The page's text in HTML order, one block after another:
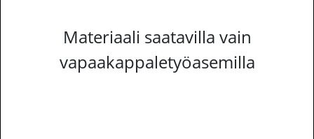
Materiaali saatavilla vain
vapaakappaletyöasemilla